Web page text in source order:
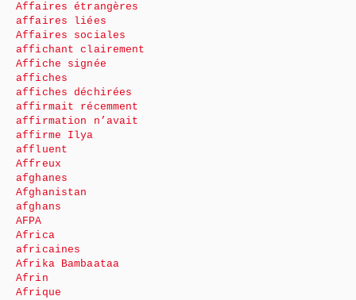
Affaires étrangères
affaires liées
Affaires sociales
affichant clairement
Affiche signée
affiches
affiches déchirées
affirmait récemment
affirmation n’avait
affirme Ilya
affluent
Affreux
afghanes
Afghanistan
afghans
AFPA
Africa
africaines
Afrika Bambaataa
Afrin
Afrique